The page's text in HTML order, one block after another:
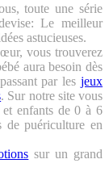
toute une série
Le meilleur
astucieuses.
vous trouverez
aura besoin dès
par lesjeux
. Sur notre site vous
et enfants de 0 à 6
de puériculture en
sur un grand